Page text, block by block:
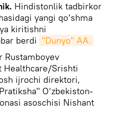
Hindistonlik tadbirkor
yangi qo‘shma
kiritishni
berdi "Dunyo" AA.
Rustamboyev
Healthcare/Srishti
ijrochi direktori,
O‘zbekiston-
asoschisi Nishant